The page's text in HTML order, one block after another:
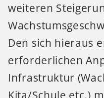
weiteren
Den sich hieraus
erforderlichen
Infrastruktur
Kita/Schule etc.)